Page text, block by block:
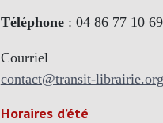
Téléphone: 04 86 77 10 69
Courriel
contact@transit-librairie.org
Horaires d’été